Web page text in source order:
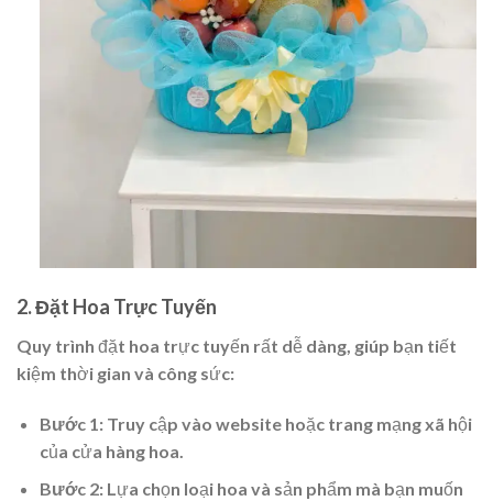
2. Đặt Hoa Trực Tuyến
Quy trình đặt hoa trực tuyến rất dễ dàng, giúp bạn tiết
kiệm thời gian và công sức:
Bước 1:Truy cập vào website hoặc trang mạng xã hội
của cửa hàng hoa.
Bước 2:Lựa chọn loại hoa và sản phẩm mà bạn muốn